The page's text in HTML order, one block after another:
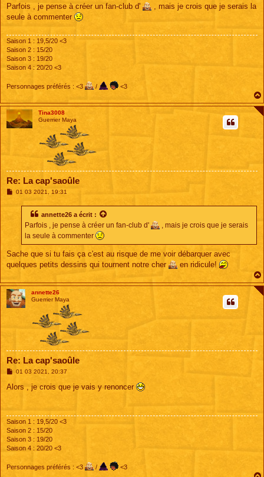
s
a
Parfois , je pense à créer un fan-club d'
, mais je crois que je serais la
seule à commenter
Saison 1 : 19,5/20 <3
Saison 2 : 15/20
Saison 3 : 19/20
Saison 4 : 20/20 <3
Personnages préférés : <3 / <3
Tina3008
Guerrier Maya
Re: La cap'saoûle
M01 03 2021, 19:31
annette26 a écrit :
Parfois , je pense à créer un fan-club d'
, mais je crois que je serais
la seule à commenter
Sache que si tu fais ça c'est au risque de me voir débarquer avec
quelques petits dessins qui tournent notre cher
en ridicule!
annette26
Guerrier Maya
Re: La cap'saoûle
M
s
01 03 2021, 20:37
Alors , je crois que je vais y renoncer
Saison 1 : 19,5/20 <3
Saison 2 : 15/20
Saison 3 : 19/20
Saison 4 : 20/20 <3
Personnages préférés : <3 / <3